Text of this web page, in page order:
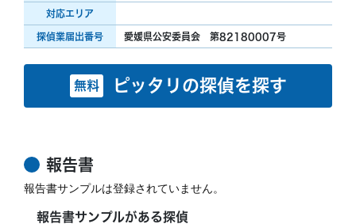
対応エリア
探偵業届出番号 愛媛県公安委員会 第82180007号
無料 ピッタリの探偵を探す
報告書
報告書サンプルは登録されていません。
報告書サンプルがある探偵